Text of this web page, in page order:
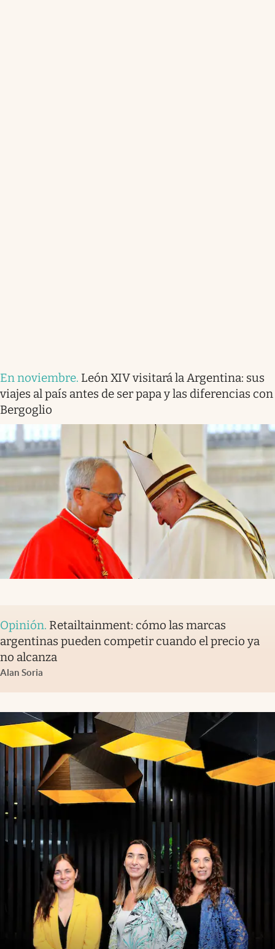
En noviembre. León XIV visitará la Argentina: sus
viajes al país antes de ser papa y las diferencias con
Bergoglio
Opinión. Retailtainment: cómo las marcas
argentinas pueden competir cuando el precio ya
no alcanza
Alan Soria